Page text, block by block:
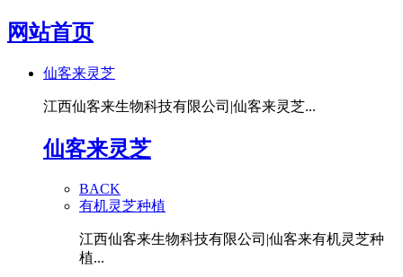
网站首页
仙客来灵芝
江西仙客来生物科技有限公司|仙客来灵芝...
仙客来灵芝
BACK
有机灵芝种植
江西仙客来生物科技有限公司|仙客来有机灵芝种
植...